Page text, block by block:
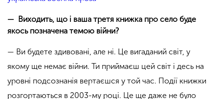
— Виходить, що і ваша третя книжка про село буде
якось позначена темою війни?
— Ви будете здивовані, але ні. Це вигаданий світ, у
якому ще немає війни. Ти приймаєш цей світ і десь на
уровні подсознанія вертаєшся у той час. Події книжки
розгортаються в 2003-му році. Це ще даже не було